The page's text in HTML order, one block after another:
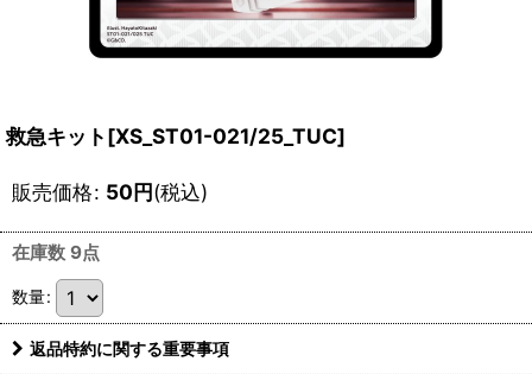
救急キット[XS_ST01-021/25_TUC]
販売価格: 50円(税込)
在庫数 9点
数量:
返品特約に関する重要事項